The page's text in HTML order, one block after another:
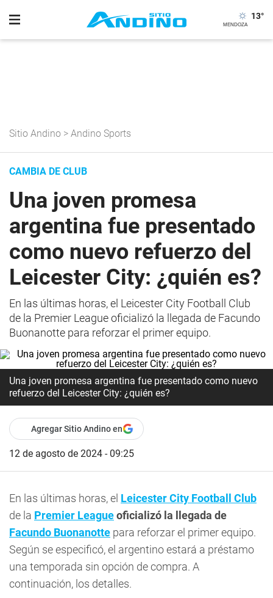
13°
Sitio Andino > Andino Sports
CAMBIA DE CLUB
Una joven promesa
argentina fue presentado
como nuevo refuerzo del
Leicester City: ¿quién es?
En las últimas horas, el Leicester City Football Club
de la Premier League oficializó la llegada de Facundo
Buonanotte para reforzar el primer equipo.
Una joven promesa argentina fue presentado como nuevo
refuerzo del Leicester City: ¿quién es?
Agregar Sitio Andino en
12 de agosto de 2024 - 09:25
En las últimas horas, el Leicester City Football Club
de la Premier Leagueoficializó la llegada de
Facundo Buonanotte para reforzar el primer equipo.
Según se especificó, el argentino estará a préstamo
una temporada sin opción de compra. A
continuación, los detalles.